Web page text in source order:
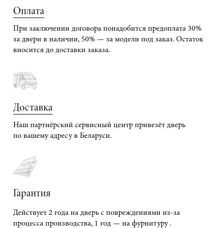
Оплата
При заключении договора понадобится предоплата 30%
за двери в наличии, 50% — за модели под заказ. Остаток
вносится до доставки заказа.
Доставка
Наш партнёрский сервисный центр привезёт дверь
по вашему адресу в Беларуси.
Гарантия
Действует 2 года на дверь с повреждениями из-за
процесса производства, 1 год — на фурнитуру .